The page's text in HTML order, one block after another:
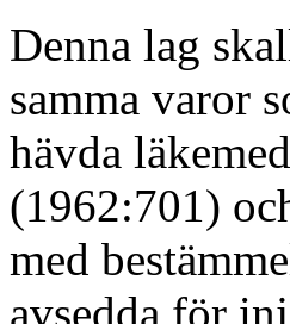
Denna lag
samma varor
hävda
(1962:701)
med
avsedda för